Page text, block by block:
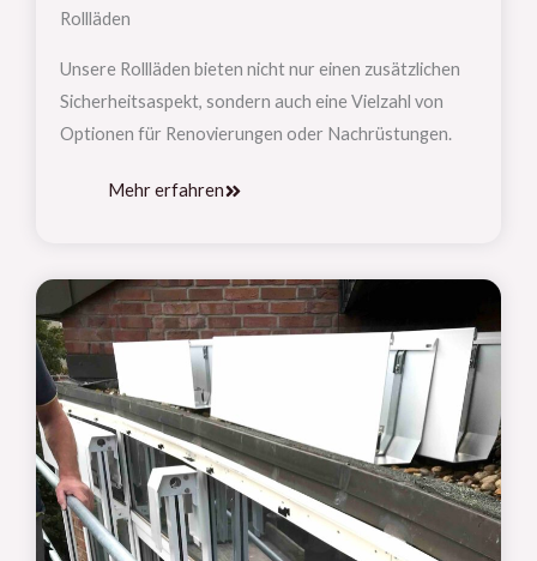
Rollläden
Unsere Rollläden bieten nicht nur einen zusätzlichen
Sicherheitsaspekt, sondern auch eine Vielzahl von
Optionen für Renovierungen oder Nachrüstungen.
Mehr erfahren